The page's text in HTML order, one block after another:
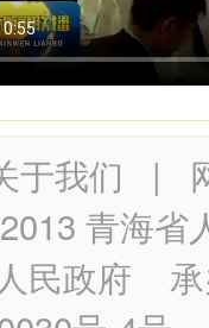
于我们 |
青海省
民政府 承